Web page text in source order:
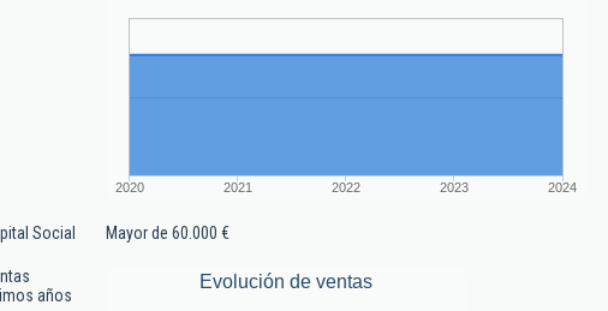
2020 2021 2022 2023 2024
Social Mayor de 60.000 €
años
Evolución de ventas